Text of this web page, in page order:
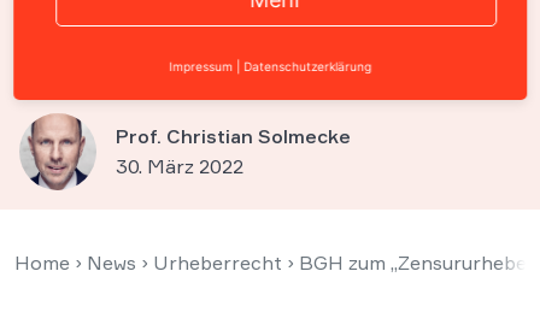
Glyphosat-Gutachten
veröffentlichen
Prof. Christian Solmecke
30. März 2022
Home › News › Urheberrecht › BGH zum
Impressum Datenschutzerklärung